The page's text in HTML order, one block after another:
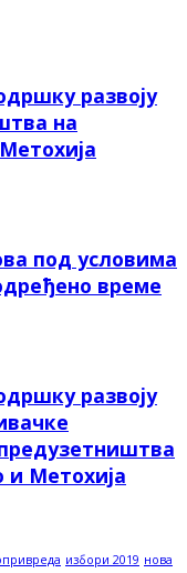
развоју
на
под условима
време
развоју
и Метохија
избори 2019 нова